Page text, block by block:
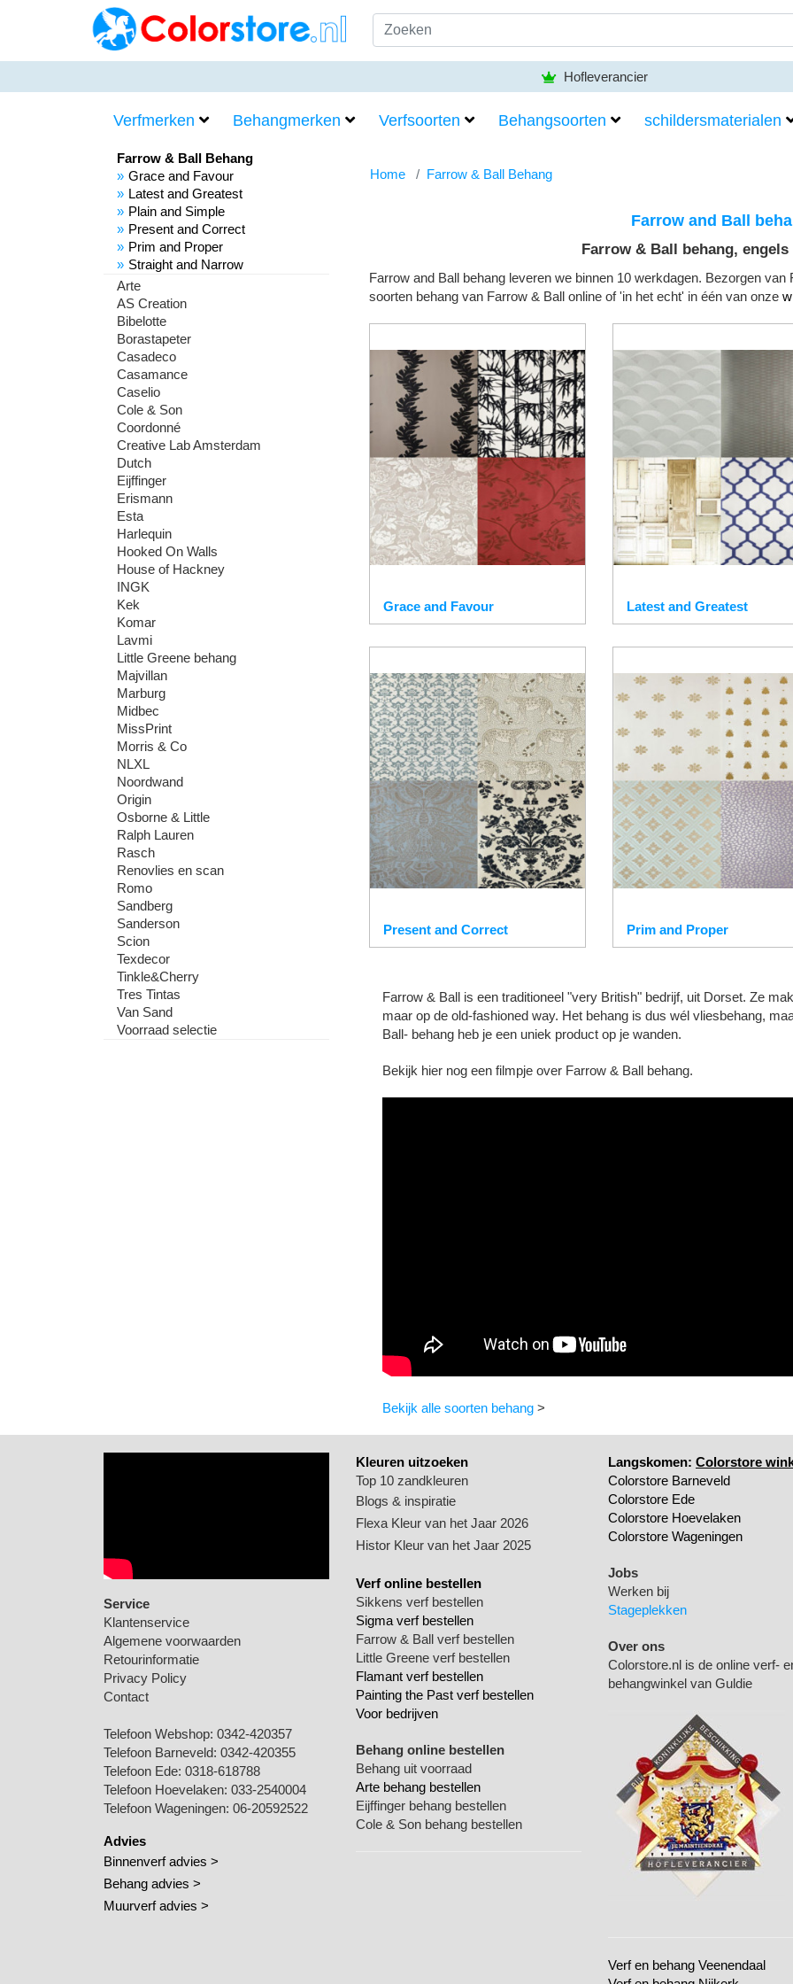
Hofleverancier
Verfmerken Behangmerken Verfsoorten Behangsoorten schildersmaterialen
Farrow & Ball Behang
Grace and Favour
Latest and Greatest
Plain and Simple
Present and Correct
Prim and Proper
Straight and Narrow
Arte
AS Creation
Bibelotte
Borastapeter
Casadeco
Casamance
Caselio
Cole & Son
Coordonné
Creative Lab Amsterdam
Dutch
Eijffinger
Erismann
Esta
Harlequin
Hooked On Walls
House of Hackney
INGK
Kek
Komar
Lavmi
Little Greene behang
Majvillan
Marburg
Midbec
MissPrint
Morris & Co
NLXL
Noordwand
Origin
Osborne & Little
Ralph Lauren
Rasch
Renovlies en scan
Romo
Sandberg
Sanderson
Scion
Texdecor
Tinkle&Cherry
Tres Tintas
Van Sand
Voorraad selectie
Home Farrow & Ball Behang
Farrow and Ball
Farrow & Ball behang, engels
Farrow and Ball behang leveren we binnen 10 werkdagen. Bezorgen
soorten behang van Farrow & Ball online of 'in het echt' in één van onze
Grace and Favour Latest and Greatest
Present and Correct Prim and Proper
Farrow & Ball is een traditioneel "very British" bedrijf, uit Dorset. Ze
maar op de old-fashioned way. Het behang is dus wél vliesbehang,
Ball- behang heb je een uniek product op je wanden.
Bekijk hier nog een filmpje over Farrow & Ball behang.
Bekijk alle soorten behang >
Service
Klantenservice
Algemene voorwaarden
Retourinformatie
Privacy Policy
Contact
Telefoon Webshop: 0342-420357
Telefoon Barneveld: 0342-420355
Telefoon Ede: 0318-618788
Telefoon Hoevelaken: 033-2540004
Telefoon Wageningen: 06-20592522
Advies
Binnenverf advies >
Behang advies >
Muurverf advies >
Kleuren uitzoeken
Top 10 zandkleuren
Blogs & inspiratie
Flexa Kleur van het Jaar 2026
Histor Kleur van het Jaar 2025
Verf online bestellen
Sikkens verf bestellen
Sigma verf bestellen
Farrow & Ball verf bestellen
Little Greene verf bestellen
Flamant verf bestellen
Painting the Past verf bestellen
Voor bedrijven
Behang online bestellen
Behang uit voorraad
Arte behang bestellen
Eijffinger behang bestellen
Cole & Son behang bestellen
Langskomen: Colorstore
Colorstore Barneveld
Colorstore Ede
Colorstore Hoevelaken
Colorstore Wageningen
Jobs
Werken bij
Stageplekken
Over ons
Colorstore.nl is de online verf-
behangwinkel van Guldie
Verf en behang Veenendaal